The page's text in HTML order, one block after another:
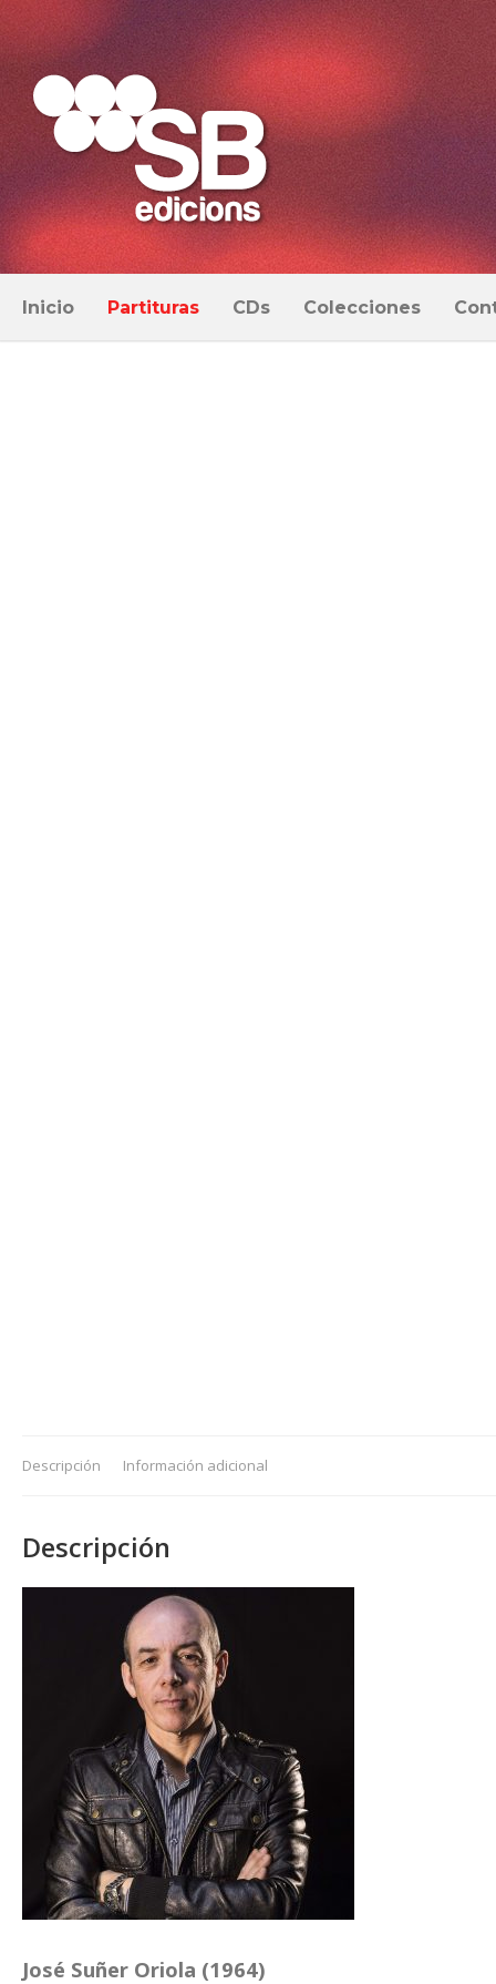
Inicio Partituras CDs Colecciones
Descripción Información adicional
Descripción
José Suñer Oriola (1964)